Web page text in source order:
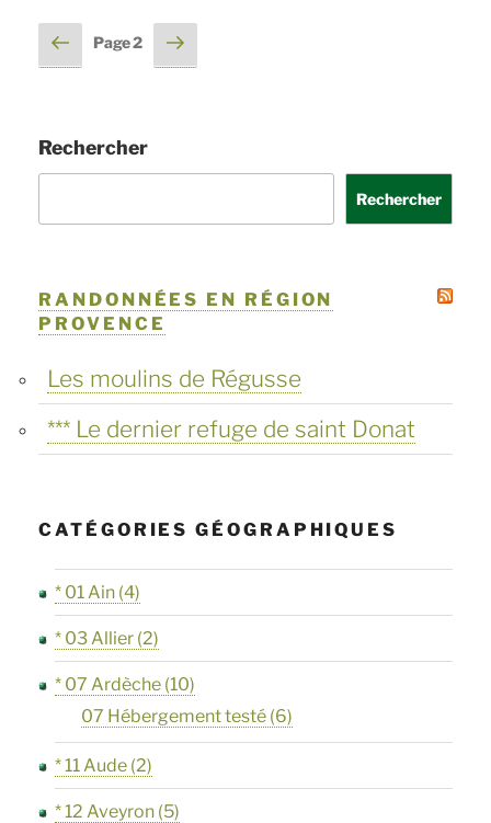
Pagination
des
Page
précédente
Page2
Page
suivante
Rechercher
Rechercher
RANDONNÉES EN RÉGION
PROVENCE
Les moulins de Régusse
*** Le dernier refuge de saint Donat
CATÉGORIES GÉOGRAPHIQUES
* 01 Ain (4)
* 03 Allier (2)
* 07 Ardèche (10)
07 Hébergement testé (6)
* 11 Aude (2)
* 12 Aveyron (5)